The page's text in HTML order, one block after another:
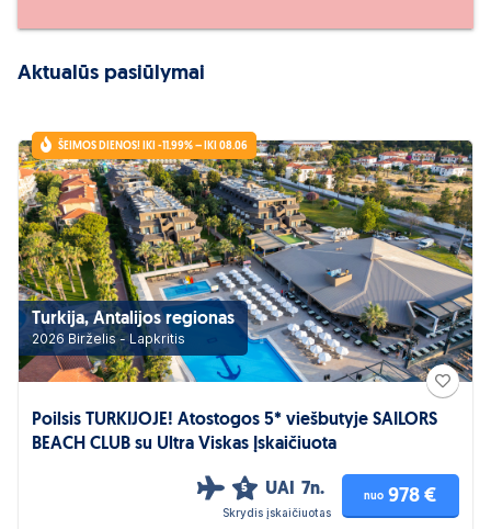
Aktualūs pasiūlymai
ŠEIMOS DIENOS! IKI -11.99% – IKI 08.06
Turkija, Antalijos regionas
2026 Birželis - Lapkritis
Poilsis TURKIJOJE! Atostogos 5* viešbutyje SAILORS
BEACH CLUB su Ultra Viskas Įskaičiuota
5 UAI 7n.
Skrydis įskaičiuotas
nuo 978 €